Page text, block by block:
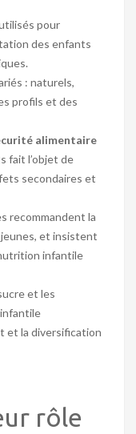
pour
des enfants
: naturels,
profils et des
alimentaire
fait l’objet de
secondaires et
recommandent la
et insistent
infantile
et les
et la diversification
rôle